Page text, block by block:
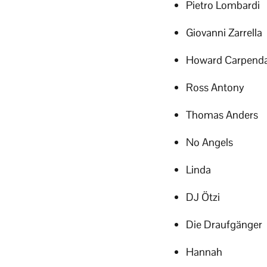
Pietro Lombardi
Giovanni Zarrella
Howard
Ross Antony
Thomas Anders
No Angels
Linda
DJ Ötzi
Die Draufgänger
Hannah